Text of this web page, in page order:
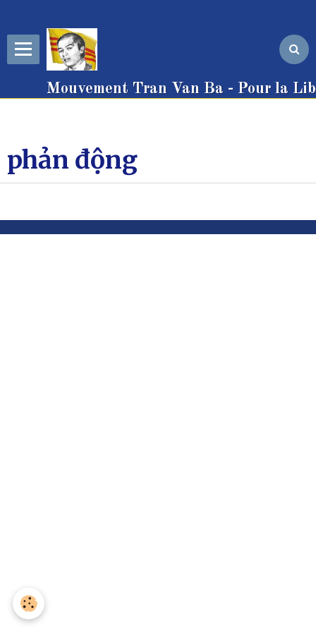
Mouvement Tran Van Ba - Pour la
phản động